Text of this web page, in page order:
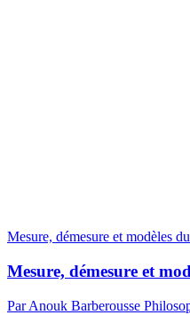
Mesure, démesure et modèles
Mesure, démesure et
Par Anouk Barberousse